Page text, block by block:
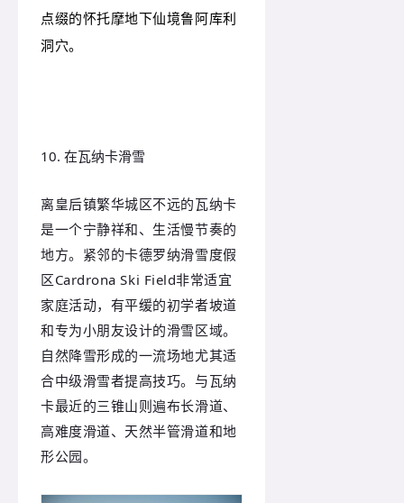
点缀的怀托摩地下仙境鲁阿库利
洞穴。
10. 在瓦纳卡滑雪
离皇后镇繁华城区不远的瓦纳卡
是一个宁静祥和、生活慢节奏的
地方。紧邻的卡德罗纳滑雪度假
区Cardrona Ski Field非常适宜
家庭活动，有平缓的初学者坡道
和专为小朋友设计的滑雪区域。
自然降雪形成的一流场地尤其适
合中级滑雪者提高技巧。与瓦纳
卡最近的三锥山则遍布长滑道、
高难度滑道、天然半管滑道和地
形公园。